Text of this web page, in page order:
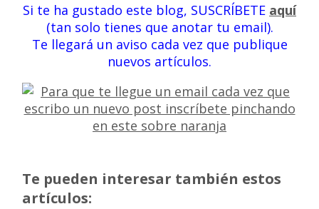
Si te ha gustado este blog, SUSCRÍBETE aquí
(tan solo tienes que anotar tu email).
Te llegará un aviso cada vez que publique
nuevos artículos.
Te pueden interesar también estos
artículos: